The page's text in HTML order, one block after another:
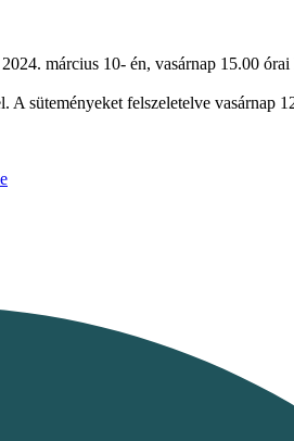
március 10- én, vasárnap 15.00
süteményeket felszeletelve vasárnap